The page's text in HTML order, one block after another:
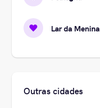
Lar da Menina
Outras cidades